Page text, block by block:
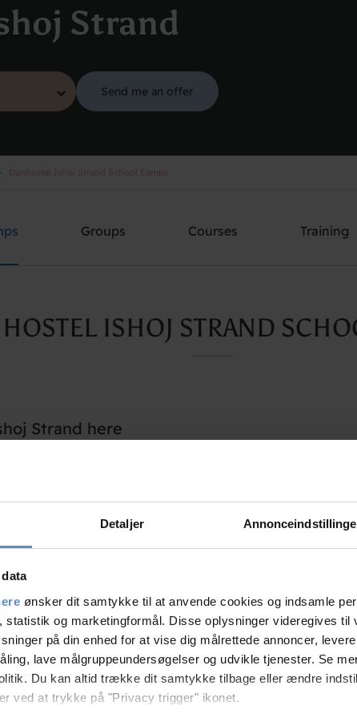
Detaljer
ønsker dit samtykke til at anvende cookies og indsamle
og marketingformål. Disse oplysninger videregives til
på din enhed for at vise dig målrettede annoncer,
lave målgruppeundersøgelser og udvikle tjenester. Se
Du kan altid trække dit samtykke tilbage eller ændre
ved at trykke på "Privacy trigger" ikonet.
Strand
Send me an offer
Groups Courses Training
ISHOJ STRAND
Strand here